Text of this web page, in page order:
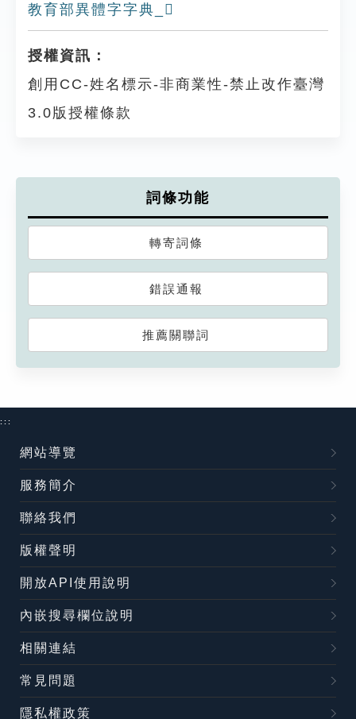
教育部異體字字典_𠄋
授權資訊：
創用CC-姓名標示-非商業性-禁止改作臺灣
3.0版授權條款
詞條功能
轉寄詞條
錯誤通報
推薦關聯詞
:::
網站導覽
服務簡介
聯絡我們
版權聲明
開放API使用說明
內嵌搜尋欄位說明
相關連結
常見問題
隱私權政策